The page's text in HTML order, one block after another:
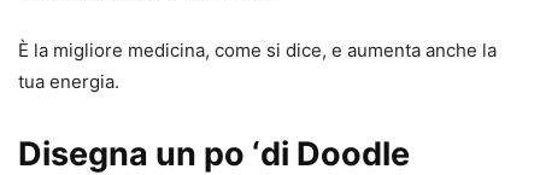
È la migliore medicina, come si dice, e aumenta anche la
tua energia.
Disegna un po ‘di Doodle